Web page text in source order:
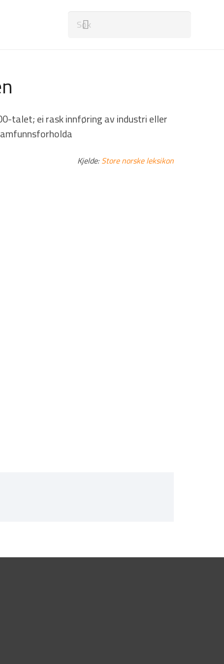
talet; ei rask innføring av industri eller
Kjelde:Store norske leksikon